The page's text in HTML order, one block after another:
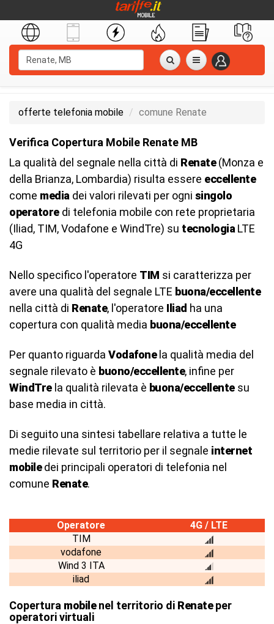
offerte telefonia mobile comune Renate
Verifica Copertura Mobile Renate MB
La qualità del segnale nella città di Renate(Monza e
della Brianza, Lombardia) risulta essere eccellente
come media dei valori rilevati per ogni singolo
operatoredi telefonia mobile con rete proprietaria
(Iliad, TIM, Vodafone e WindTre) su tecnologia LTE
4G
Nello specifico l'operatore TIM si caratterizza per
avere una qualità del segnale LTE buona/eccellente
nella città di Renate, l'operatore Iliad ha una
copertura con qualità media buona/eccellente
Per quanto riguarda Vodafonela qualità media del
segnale rilevato è buono/eccellente, infine per
WindTrela qualità rilevata è buona/eccellentesu
base media in città.
Di seguito una sintesi tabellare relativa a tutte le
medie rilevate sul territorio per il segnale internet
mobiledei principali operatori di telefonia nel
comune Renate.
Operatore
4G / LTE
TIM
vodafone
Wind 3 ITA
iliad
Copertura mobilenel territorio di Renateper
operatori virtuali